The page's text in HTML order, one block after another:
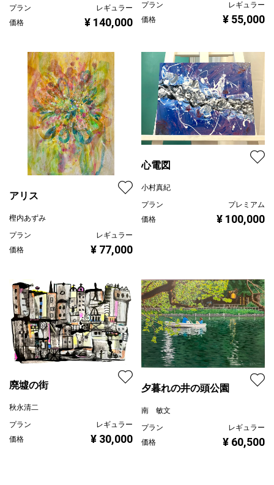
プラン
レギュラー
価格
¥ 140,000
プラン
レギュラー
価格
¥ 55,000
アリス
樫内あずみ
プラン
レギュラー
価格
¥ 77,000
心電図
小村真紀
プラン
プレミアム
価格
¥ 100,000
廃墟の街
秋永清二
プラン
レギュラー
価格
¥ 30,000
夕暮れの井の頭公園
南 敏文
プラン
レギュラー
価格
¥ 60,500